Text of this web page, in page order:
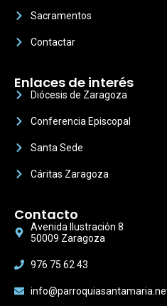
Sacramentos
Contactar
Enlaces de interés
Diócesis de Zaragoza
Conferencia Episcopal
Santa Sede
Cáritas Zaragoza
Contacto
Avenida Ilustración 8
50009 Zaragoza
976 75 62 43